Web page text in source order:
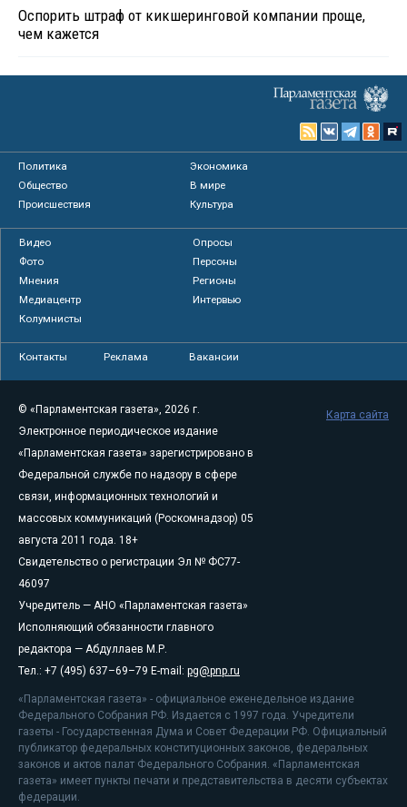
Оспорить штраф от кикшеринговой компании проще,
чем кажется
Политика
Экономика
Общество
В мире
Происшествия
Культура
Видео
Опросы
Фото
Персоны
Мнения
Регионы
Медиацентр
Интервью
Колумнисты
Контакты Реклама Вакансии
© «Парламентская газета», 2026 г.
Электронное периодическое издание
«Парламентская газета» зарегистрировано в
Федеральной службе по надзору в сфере
связи, информационных технологий и
массовых коммуникаций (Роскомнадзор) 05
августа 2011 года. 18+
Свидетельство о регистрации Эл № ФС77-
46097
Учредитель — АНО «Парламентская газета»
Исполняющий обязанности главного
редактора — Абдуллаев М.Р.
Тел.: +7 (495) 637–69–79 E-mail: pg@pnp.ru
«Парламентская газета» - официальное еженедельное издание
Федерального Собрания РФ. Издается с 1997 года. Учредители
газеты - Государственная Дума и Совет Федерации РФ. Официальный
публикатор федеральных конституционных законов, федеральных
законов и актов палат Федерального Собрания. «Парламентская
газета» имеет пункты печати и представительства в десяти субъектах
федерации.
Карта сайта